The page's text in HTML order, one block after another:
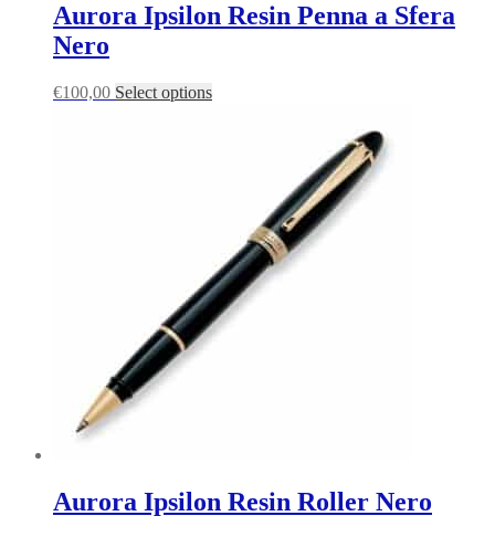
Aurora Ipsilon Resin Penna a Sfera
Nero
€100,00 Select options
Aurora Ipsilon Resin Roller Nero